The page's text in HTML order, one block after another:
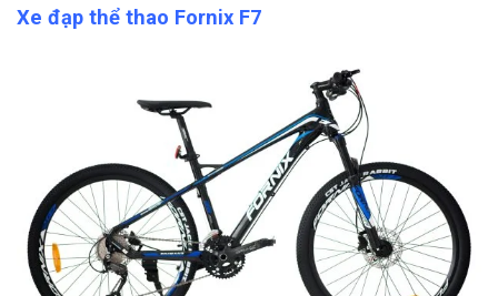
Xe đạp thể thao Fornix F7